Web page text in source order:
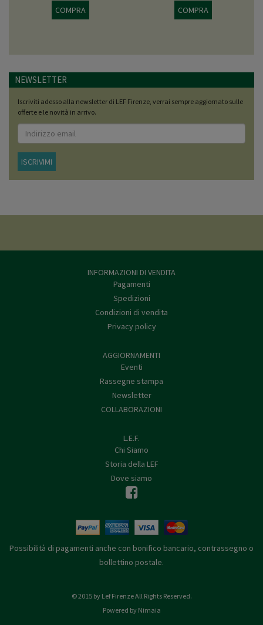
COMPRA
COMPRA
NEWSLETTER
Iscriviti adesso alla newsletter di LEF Firenze, verrai sempre aggiornato sulle
offerte e le novità in arrivo.
ISCRIVIMI
INFORMAZIONI DI VENDITA
Pagamenti
Spedizioni
Condizioni di vendita
Privacy policy
AGGIORNAMENTI
Eventi
Rassegne stampa
Newsletter
COLLABORAZIONI
L.E.F.
Chi Siamo
Storia della LEF
Dove siamo
Possibilità di pagamenti anche con bonifico bancario, contrassegno o
bollettino postale.
© 2015 by Lef Firenze All Rights Reserved.
Powered by Nimaia